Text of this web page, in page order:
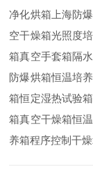
净化烘箱上海防
空干燥箱光照度
箱真空手套箱隔
防爆烘箱恒温培
箱恒定湿热试验
箱真空干燥箱恒
养箱程序控制干